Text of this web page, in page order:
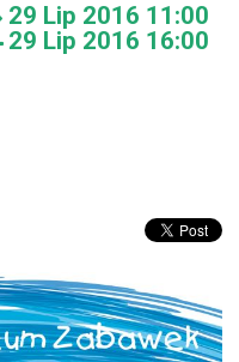
29 Lip 2016 11:00
29 Lip 2016 16:00